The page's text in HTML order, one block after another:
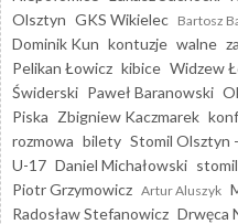
Olsztyn GKS Wikielec Bartosz
Dominik Kun kontuzje walne
Pelikan Łowicz kibice Widzew
Świderski Paweł Baranowski
Piska Zbigniew Kaczmarek
rozmowa bilety Stomil Olsztyn
U-17 Daniel Michałowski
Piotr Grzymowicz Artur Aluszyk
Radosław Stefanowicz Drwęca